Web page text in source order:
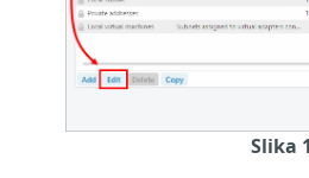
Slika